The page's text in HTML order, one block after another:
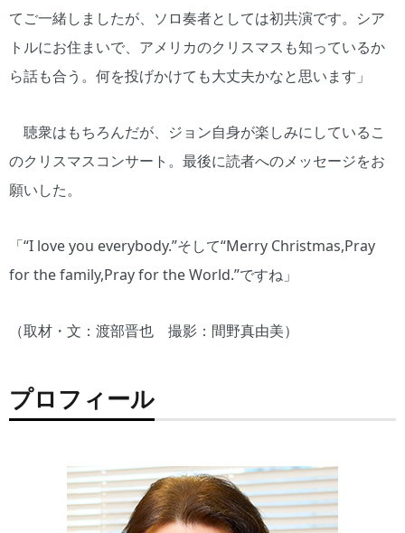
てご一緒しましたが、ソロ奏者としては初共演です。シア
トルにお住まいで、アメリカのクリスマスも知っているか
ら話も合う。何を投げかけても大丈夫かなと思います」
聴衆はもちろんだが、ジョン自身が楽しみにしているこ
のクリスマスコンサート。最後に読者へのメッセージをお
願いした。
「“I love you everybody.”そして“Merry Christmas,Pray
for the family,Pray for the World.”ですね」
（取材・文：渡部晋也 撮影：間野真由美）
プロフィール